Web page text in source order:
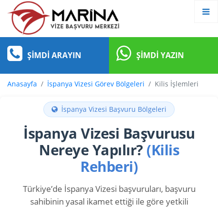
ŞIMDI ARAYIN ŞIMDI YAZIN
Anasayfa İspanya Vizesi Görev Bölgeleri Kilis İşlemleri
İspanya Vizesi Başvuru Bölgeleri
İspanya Vizesi Başvurusu
Nereye Yapılır? (Kilis
Rehberi)
Türkiye’de İspanya Vizesi başvuruları, başvuru
sahibinin yasal ikamet ettiği ile göre yetkili